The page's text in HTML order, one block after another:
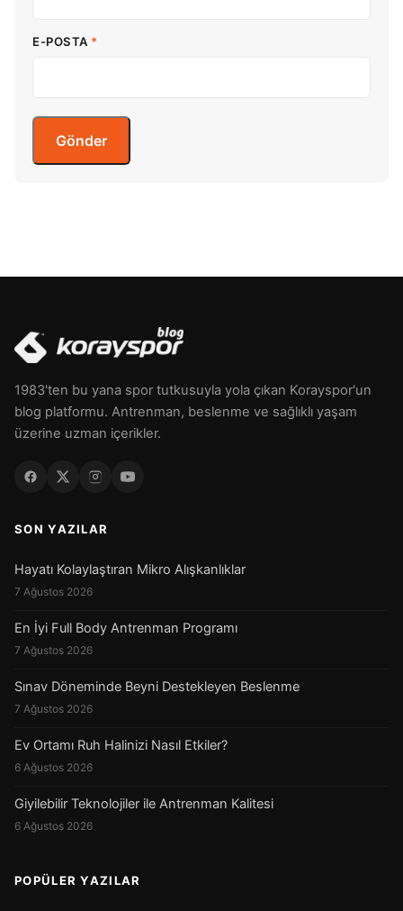
E-POSTA *
1983'ten bu yana spor tutkusuyla yola çıkan Korayspor'un
blog platformu. Antrenman, beslenme ve sağlıklı yaşam
üzerine uzman içerikler.
SON YAZILAR
Hayatı Kolaylaştıran Mikro Alışkanlıklar
7 Ağustos 2026
En İyi Full Body Antrenman Programı
7 Ağustos 2026
Sınav Döneminde Beyni Destekleyen Beslenme
7 Ağustos 2026
Ev Ortamı Ruh Halinizi Nasıl Etkiler?
6 Ağustos 2026
Giyilebilir Teknolojiler ile Antrenman Kalitesi
6 Ağustos 2026
POPÜLER YAZILAR